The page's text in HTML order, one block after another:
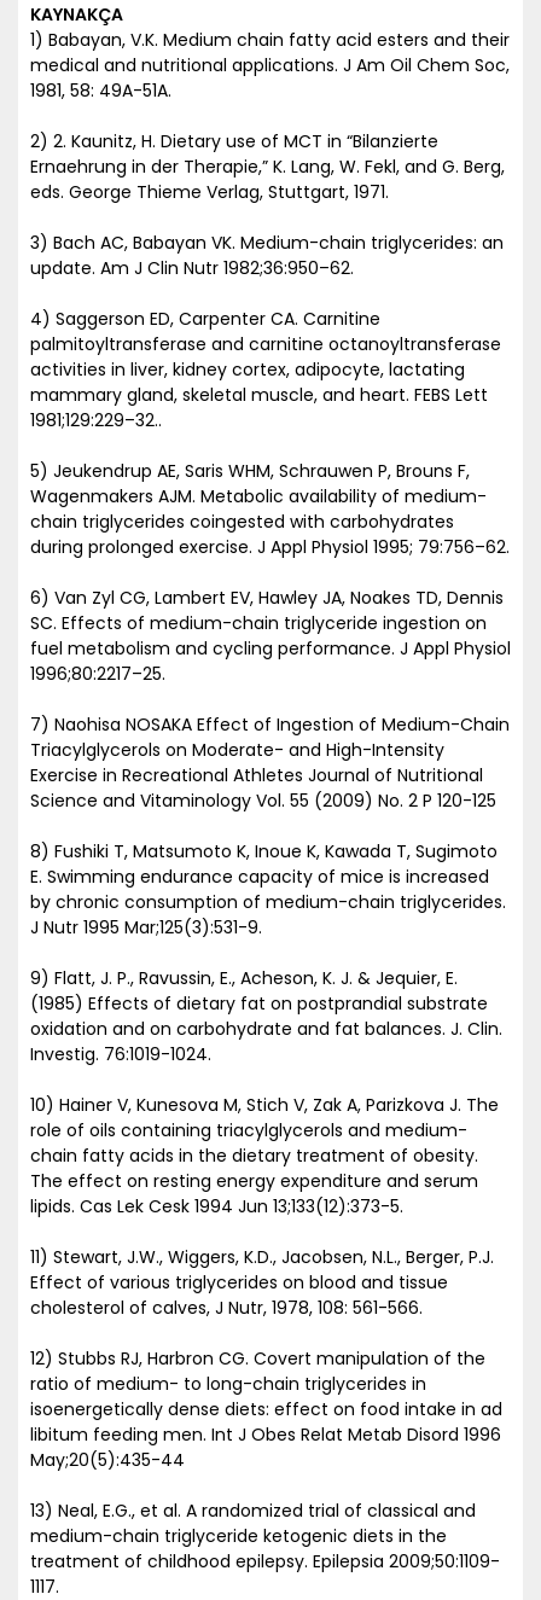
KAYNAKÇA
1) Babayan, V.K. Medium chain fatty acid esters and their
medical and nutritional applications. J Am Oil Chem Soc,
1981, 58: 49A-51A.
2) 2. Kaunitz, H. Dietary use of MCT in “Bilanzierte
Ernaehrung in der Therapie,” K. Lang, W. Fekl, and G. Berg,
eds. George Thieme Verlag, Stuttgart, 1971.
3) Bach AC, Babayan VK. Medium-chain triglycerides: an
update. Am J Clin Nutr 1982;36:950–62.
4) Saggerson ED, Carpenter CA. Carnitine
palmitoyltransferase and carnitine octanoyltransferase
activities in liver, kidney cortex, adipocyte, lactating
mammary gland, skeletal muscle, and heart. FEBS Lett
1981;129:229–32..
5) Jeukendrup AE, Saris WHM, Schrauwen P, Brouns F,
Wagenmakers AJM. Metabolic availability of medium-
chain triglycerides coingested with carbohydrates
during prolonged exercise. J Appl Physiol 1995; 79:756–62.
6) Van Zyl CG, Lambert EV, Hawley JA, Noakes TD, Dennis
SC. Effects of medium-chain triglyceride ingestion on
fuel metabolism and cycling performance. J Appl Physiol
1996;80:2217–25.
7) Naohisa NOSAKA Effect of Ingestion of Medium-Chain
Triacylglycerols on Moderate- and High-Intensity
Exercise in Recreational Athletes Journal of Nutritional
Science and Vitaminology Vol. 55 (2009) No. 2 P 120-125
8) Fushiki T, Matsumoto K, Inoue K, Kawada T, Sugimoto
E. Swimming endurance capacity of mice is increased
by chronic consumption of medium-chain triglycerides.
J Nutr 1995 Mar;125(3):531-9.
9) Flatt, J. P., Ravussin, E., Acheson, K. J. & Jequier, E.
(1985) Effects of dietary fat on postprandial substrate
oxidation and on carbohydrate and fat balances. J. Clin.
Investig. 76:1019-1024.
10) Hainer V, Kunesova M, Stich V, Zak A, Parizkova J. The
role of oils containing triacylglycerols and medium-
chain fatty acids in the dietary treatment of obesity.
The effect on resting energy expenditure and serum
lipids. Cas Lek Cesk 1994 Jun 13;133(12):373-5.
11) Stewart, J.W., Wiggers, K.D., Jacobsen, N.L., Berger, P.J.
Effect of various triglycerides on blood and tissue
cholesterol of calves, J Nutr, 1978, 108: 561-566.
12) Stubbs RJ, Harbron CG. Covert manipulation of the
ratio of medium- to long-chain triglycerides in
isoenergetically dense diets: effect on food intake in ad
libitum feeding men. Int J Obes Relat Metab Disord 1996
May;20(5):435-44
13) Neal, E.G., et al. A randomized trial of classical and
medium-chain triglyceride ketogenic diets in the
treatment of childhood epilepsy. Epilepsia 2009;50:1109-
1117.